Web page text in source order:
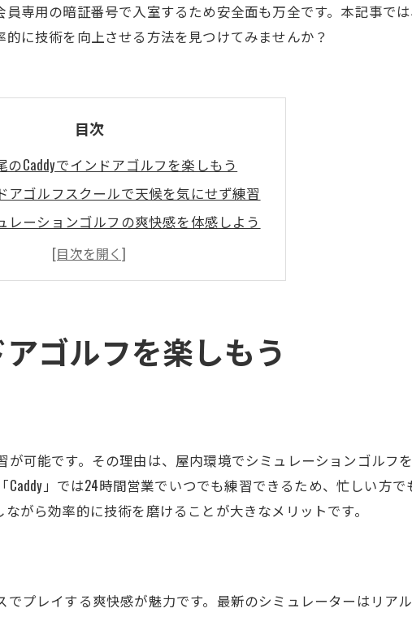
専用の暗証番号で入室するため安全面も万全です。本記事では
に技術を向上させる方法を見つけてみませんか？
目次
のCaddyでインドアゴルフを楽しもう
アゴルフスクールで天候を気にせず練習
レーションゴルフの爽快感を体感しよう
営業のCaddyで快適な練習時間を確保
験でインドアゴルフの魅力を発見
インドアゴルフスクールの魅力を満喫
で24時間シミュレーションゴルフ
完備のCaddyで幅広い利用が可能
ルクラブ・シューズも無料で利用可能
夜間もインドアゴルフスクールが便利
ルフの魅力：厚木市で快適練習
季節に左右されない練習環境が魅力
ゴルフを楽しもう
可能です。その理由は、屋内環境でシミュレーションゴルフ
」では24時間営業でいつでも練習できるため、忙しい方
がら効率的に技術を磨けることが大きなメリットです。
プレイする爽快感が魅力です。最新のシミュレーターはリア